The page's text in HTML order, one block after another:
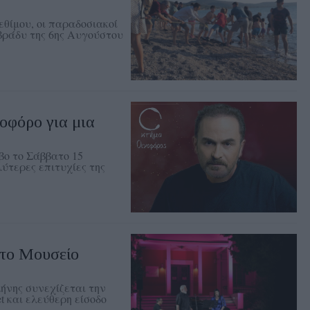
οι παραδοσιακοί
της 6ης Αυγούστου
για μια
το Σάββατο 15
επιτυχίες της
Μουσείο
συνεχίζεται την
ελεύθερη είσοδο